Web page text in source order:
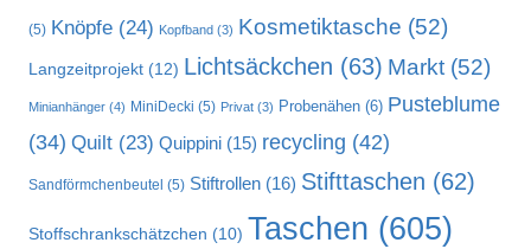
(5) Knöpfe (24) Kopfband (3) Kosmetiktasche (52)
Langzeitprojekt (12) Lichtsäckchen (63) Markt (52)
Minianhänger (4) MiniDecki (5) Privat (3) Probenähen (6) Pusteblume
(34) Quilt (23) Quippini (15) recycling (42)
Sandförmchenbeutel (5) Stiftrollen (16) Stifttaschen (62)
Stoffschrankschätzchen (10) Taschen (605)